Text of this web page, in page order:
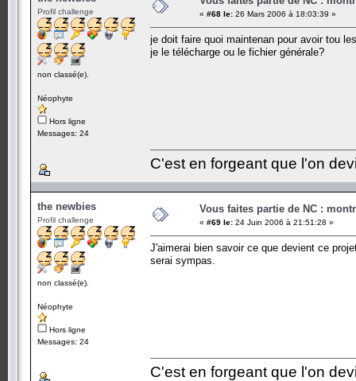
Profil challenge
non classé(e).
Néophyte
Hors ligne
Messages: 24
« #68 le: 26 Mars 2006 à 18:03:39 »
je doit faire quoi maintenan pour avoir tou
je le télécharge ou le fichier générale?
C'est en forgeant que l'on
the newbies
Profil challenge
non classé(e).
Néophyte
Hors ligne
Messages: 24
Vous faites partie de NC :
« #69 le: 24 Juin 2006 à 21:51:28 »
J'aimerai bien savoir ce que devient ce
serai sympas.
C'est en forgeant que l'on